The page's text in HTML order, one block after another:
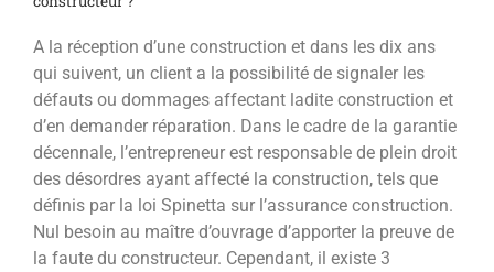
A la réception d’une construction et dans les dix ans
qui suivent, un client a la possibilité de signaler les
défauts ou dommages affectant ladite construction et
d’en demander réparation. Dans le cadre de la garantie
décennale, l’entrepreneur est responsable de plein droit
des désordres ayant affecté la construction, tels que
définis par la loi Spinetta sur l’assurance construction.
Nul besoin au maître d’ouvrage d’apporter la preuve de
la faute du constructeur. Cependant, il existe 3